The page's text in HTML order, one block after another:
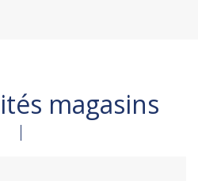
magasins